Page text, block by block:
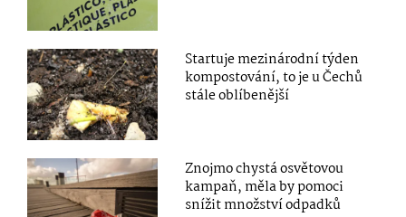
Startuje mezinárodní týden
kompostování, to je u Čechů
stále oblíbenější
Znojmo chystá osvětovou
kampaň, měla by pomoci
snížit množství odpadků